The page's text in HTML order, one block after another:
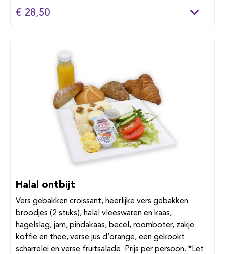
€ 28,50
Halal ontbijt
Vers gebakken croissant, heerlijke vers gebakken
broodjes (2 stuks), halal vleeswaren en kaas,
hagelslag, jam, pindakaas, becel, roomboter, zakje
koffie en thee, verse jus d’orange, een gekookt
scharrelei en verse fruitsalade. Prijs per persoon. *Let